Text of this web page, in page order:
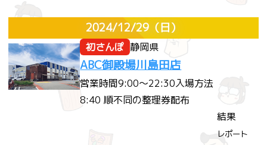
2024/12/29 （日）
初さんぽ 静岡県
ABC御殿場川島田店
営業時間9:00～22:30入場方法
8:40 順不同の整理券配布
結果
レポート